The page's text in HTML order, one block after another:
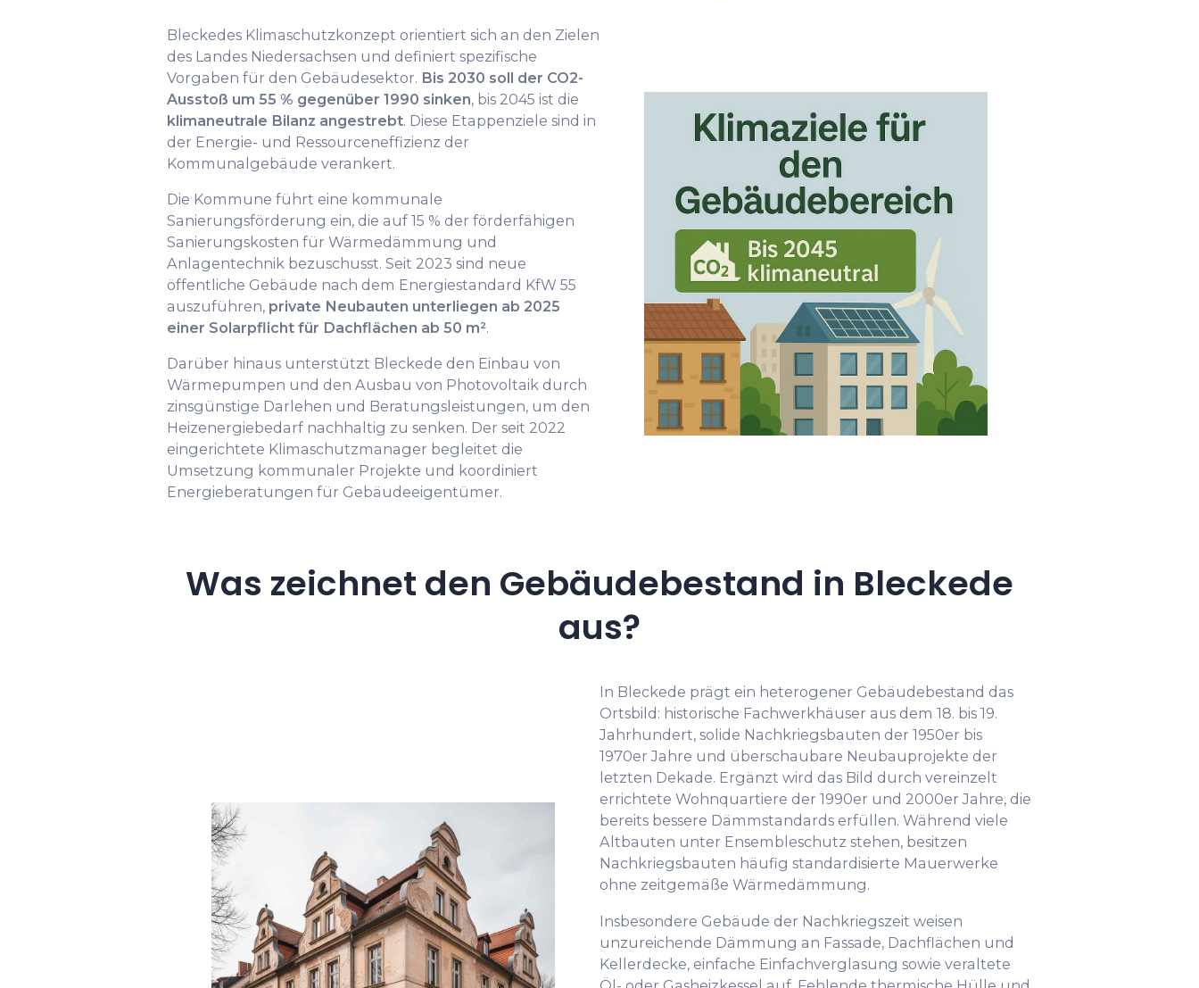
Bleckedes Klimaschutzkonzept orientiert sich an den Zielen
des Landes Niedersachsen und definiert spezifische
Vorgaben für den Gebäudesektor. Bis 2030 soll der CO2-
Ausstoß um 55 % gegenüber 1990 sinken, bis 2045 ist die
klimaneutrale Bilanz angestrebt. Diese Etappenziele sind in
der Energie- und Ressourceneffizienz der
Kommunalgebäude verankert.
Die Kommune führt eine kommunale
Sanierungsförderung ein, die auf 15 % der förderfähigen
Sanierungskosten für Wärmedämmung und
Anlagentechnik bezuschusst. Seit 2023 sind neue
öffentliche Gebäude nach dem Energiestandard KfW 55
auszuführen, private Neubauten unterliegen ab 2025
einer Solarpflicht für Dachflächen ab 50 m².
Darüber hinaus unterstützt Bleckede den Einbau von
Wärmepumpen und den Ausbau von Photovoltaik durch
zinsgünstige Darlehen und Beratungsleistungen, um den
Heizenergiebedarf nachhaltig zu senken. Der seit 2022
eingerichtete Klimaschutzmanager begleitet die
Umsetzung kommunaler Projekte und koordiniert
Energieberatungen für Gebäudeeigentümer.
Was zeichnet den Gebäudebestand in Bleckede
aus?
In Bleckede prägt ein heterogener Gebäudebestand das
Ortsbild: historische Fachwerkhäuser aus dem 18. bis 19.
Jahrhundert, solide Nachkriegsbauten der 1950er bis
1970er Jahre und überschaubare Neubauprojekte der
letzten Dekade. Ergänzt wird das Bild durch vereinzelt
errichtete Wohnquartiere der 1990er und 2000er Jahre, die
bereits bessere Dämmstandards erfüllen. Während viele
Altbauten unter Ensembleschutz stehen, besitzen
Nachkriegsbauten häufig standardisierte Mauerwerke
ohne zeitgemäße Wärmedämmung.
Insbesondere Gebäude der Nachkriegszeit weisen
unzureichende Dämmung an Fassade, Dachflächen und
Kellerdecke, einfache Einfachverglasung sowie veraltete